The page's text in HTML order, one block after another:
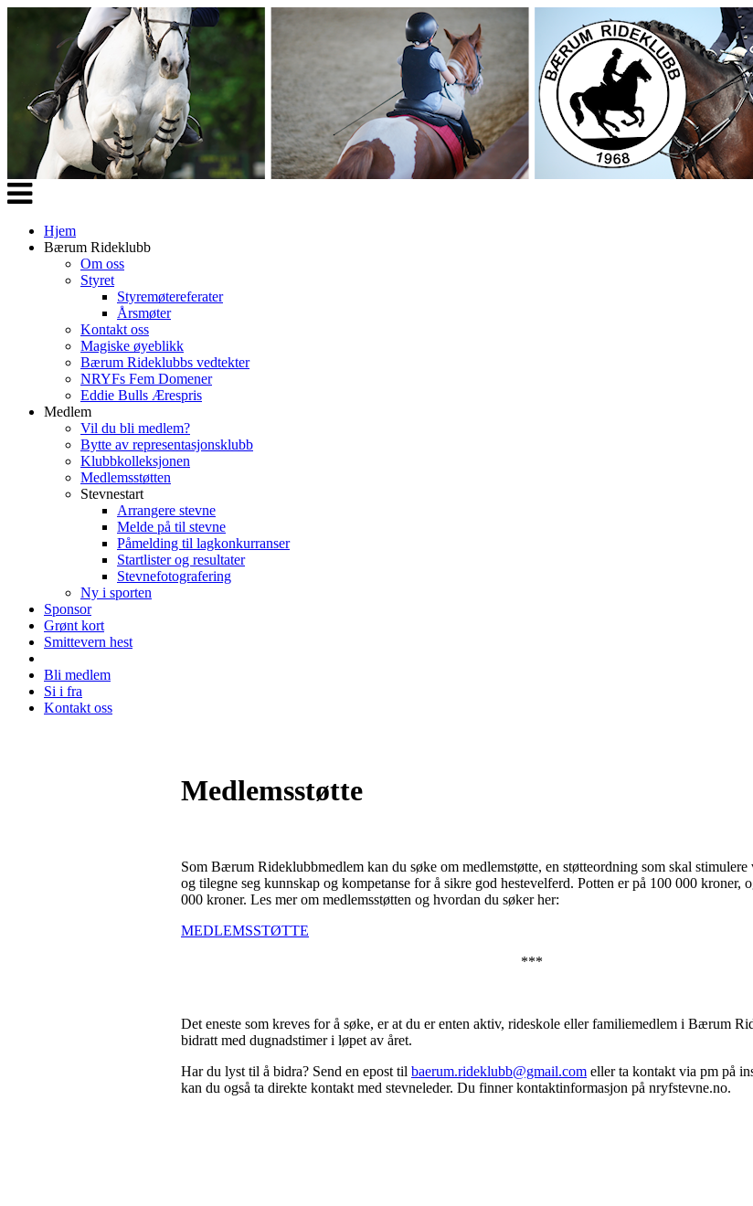
Veksle
navigasjon
Hjem
Bærum Rideklubb
Om oss
Styret
Styremøtereferater
Årsmøter
Kontakt oss
Magiske øyeblikk
Bærum Rideklubbs vedtekter
NRYFs Fem Domener
Eddie Bulls Ærespris
Medlem
Vil du bli medlem?
Bytte av representasjonsklubb
Klubbkolleksjonen
Medlemsstøtten
Stevnestart
Arrangere stevne
Melde på til stevne
Påmelding til lagkonkurranser
Startlister og resultater
Stevnefotografering
Ny i sporten
Sponsor
Grønt kort
Smittevern hest
Bli medlem
Si i fra
Kontakt oss
Medlemsstøtte
Som Bærum Rideklubbmedlem kan du søke om medlemstøtte, en støtteordning som skal
og tilegne seg kunnskap og kompetanse for å sikre god hestevelferd. Potten er på 100 000
000 kroner. Les mer om medlemsstøtten og hvordan du søker her:
MEDLEMSSTØTTE
***
Det eneste som kreves for å søke, er at du er enten aktiv, rideskole eller familiemedlem i Bærum
bidratt med dugnadstimer i løpet av året.
Har du lyst til å bidra? Send en epost til baerum.rideklubb@gmail.com eller ta kontakt via pm på
kan du også ta direkte kontakt med stevneleder. Du finner kontaktinformasjon på nryfstevne.no.